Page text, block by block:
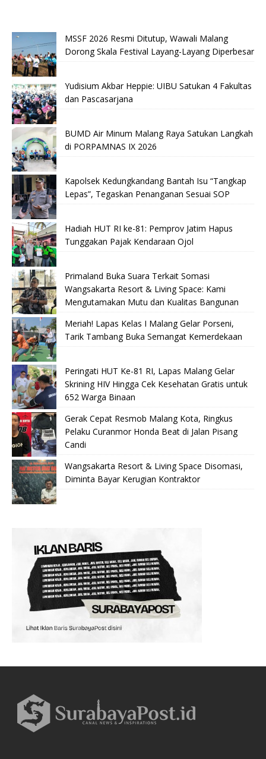
MSSF 2026 Resmi Ditutup, Wawali Malang
Dorong Skala Festival Layang-Layang Diperbesar
Yudisium Akbar Heppie: UIBU Satukan 4 Fakultas
dan Pascasarjana
BUMD Air Minum Malang Raya Satukan Langkah
di PORPAMNAS IX 2026
Kapolsek Kedungkandang Bantah Isu “Tangkap
Lepas”, Tegaskan Penanganan Sesuai SOP
Hadiah HUT RI ke-81: Pemprov Jatim Hapus
Tunggakan Pajak Kendaraan Ojol
Primaland Buka Suara Terkait Somasi
Wangsakarta Resort & Living Space: Kami
Mengutamakan Mutu dan Kualitas Bangunan
Meriah! Lapas Kelas I Malang Gelar Porseni,
Tarik Tambang Buka Semangat Kemerdekaan
Peringati HUT Ke-81 RI, Lapas Malang Gelar
Skrining HIV Hingga Cek Kesehatan Gratis untuk
652 Warga Binaan
Gerak Cepat Resmob Malang Kota, Ringkus
Pelaku Curanmor Honda Beat di Jalan Pisang
Candi
Wangsakarta Resort & Living Space Disomasi,
Diminta Bayar Kerugian Kontraktor